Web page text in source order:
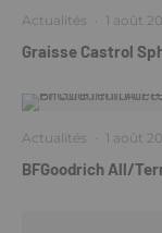
Actualités · 1 août
Graisse Castrol
Actualités · 1 août
BFGoodrich All/